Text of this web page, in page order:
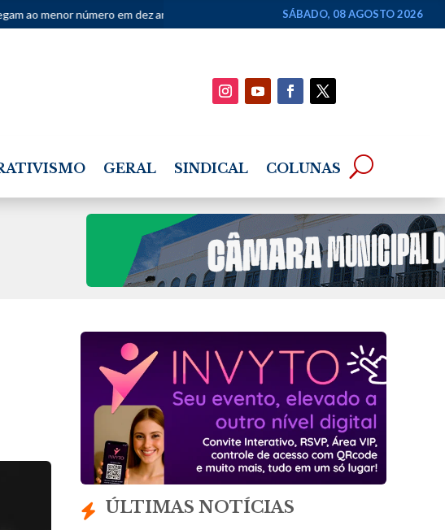
em dez anos • Justiça Federal devolve à Justiça Estadual ação de R$ 4
SÁBADO, 08 AGOSTO 2026
GERAL SINDICAL COLUNAS
ÚLTIMAS NOTÍCIAS